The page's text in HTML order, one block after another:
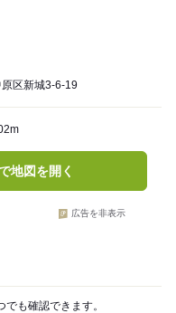
区新城3-6-19
地図を開く
広告を非表示
も確認できます。